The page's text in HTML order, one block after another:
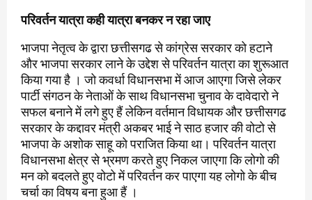
परिवर्तन यात्रा कही यात्रा बनकर न रहा जाए
भाजपा नेतृत्व के द्वारा छत्तीसगढ से कांग्रेस सरकार को हटाने
और भाजपा सरकार लाने के उद्देश से परिवर्तन यात्रा का शुरूआत
किया गया है । जो कवर्धा विधानसभा में आज आएगा जिसे लेकर
पार्टी संगठन के नेताओं के साथ विधानसभा चुनाव के दावेदारो ने
सफल बनाने में लगे हुए हैं लेकिन वर्तमान विधायक और छत्तीसगढ
सरकार के कद्दावर मंत्री अकबर भाई ने साठ हजार की वोटो से
भाजपा के अशोक साहू को पराजित किया था। परिवर्तन यात्रा
विधानसभा क्षेत्र से भ्रमण करते हुए निकल जाएगा कि लोगो की
मन को बदलते हुए वोटो में परिवर्तन कर पाएगा यह लोगो के बीच
चर्चा का विषय बना हुआ हैं ।